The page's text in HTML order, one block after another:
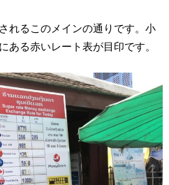
れるこのメインの通りです。小
ある赤いレート表が目印です。